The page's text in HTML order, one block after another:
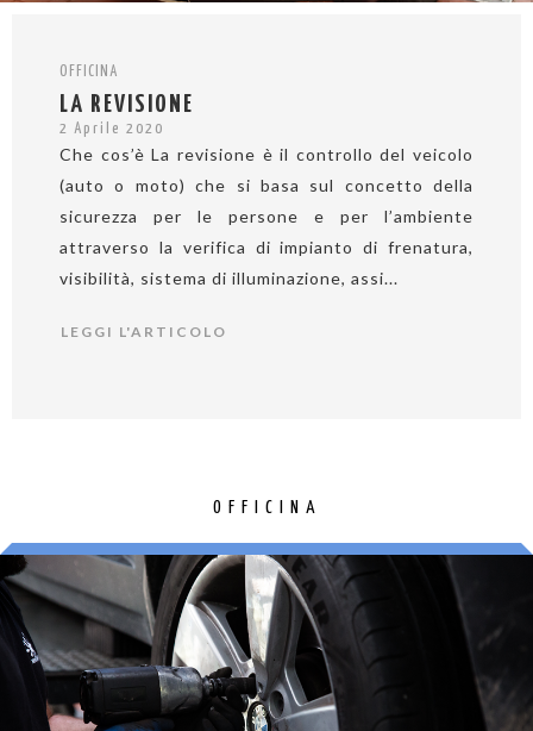
OFFICINA
LA REVISIONE
2 Aprile 2020
Che cos’è La revisione è il controllo del veicolo
(auto o moto) che si basa sul concetto della
sicurezza per le persone e per l’ambiente
attraverso la verifica di impianto di frenatura,
visibilità, sistema di illuminazione, assi...
LEGGI L'ARTICOLO
OFFICINA